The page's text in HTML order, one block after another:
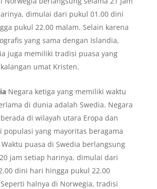
dimulai dari pukul 01.00 dini
pukul 22.00 malam. Selain karena
yang sama dengan Islandia,
juga memiliki tradisi puasa yang
umat Kristen.
Negara ketiga yang memiliki waktu
di dunia adalah Swedia. Negara
di wilayah utara Eropa dan
populasi yang mayoritas beragama
puasa di Swedia berlangsung
jam setiap harinya, dimulai dari
dini hari hingga pukul 22.00
halnya di Norwegia, tradisi